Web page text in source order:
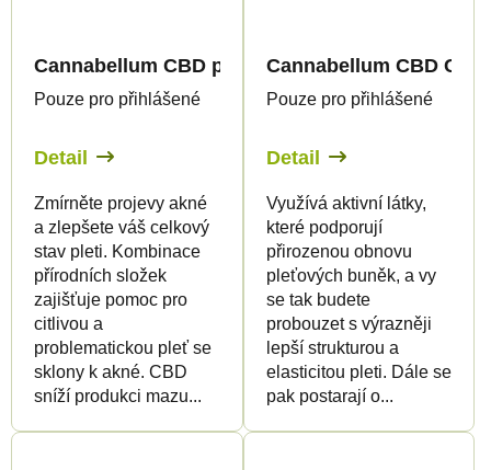
Cannabellum CBD pleťový krém na akné, 50ml -
Pouze pro přihlášené
Detail
Zmírněte projevy akné
a zlepšete váš celkový
stav pleti. Kombinace
přírodních složek
zajišťuje pomoc pro
citlivou a
problematickou pleť se
sklony k akné. CBD
sníží produkci mazu...
Cannabellum CBD
Pouze pro přihlášené
Detail
Využívá aktivní látky,
které podporují
přirozenou obnovu
pleťových buněk, a vy
se tak budete
probouzet s výrazněji
lepší strukturou a
elasticitou pleti. Dále se
pak postarají o...